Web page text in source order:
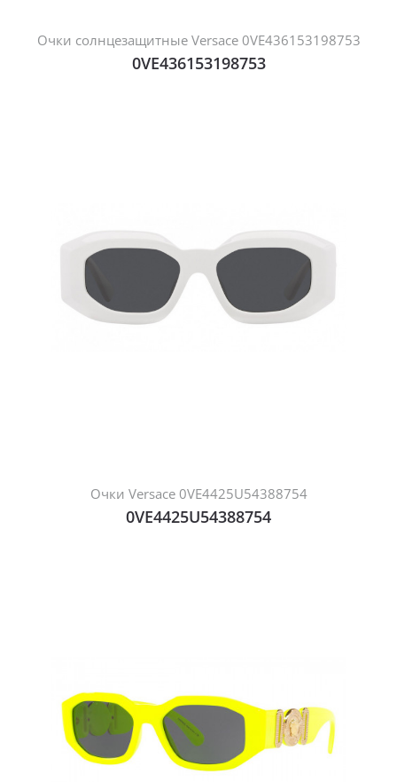
Очки солнцезащитные Versace 0VE436153198753
0VE436153198753
Очки Versace 0VE4425U54388754
0VE4425U54388754